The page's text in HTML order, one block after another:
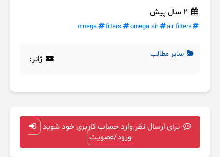
air filters
omega air
filters
omega
سایر مطالب ژانر:
برای ارسال نظر وارد حساب کاربری خود شوید
ورود/عضویت